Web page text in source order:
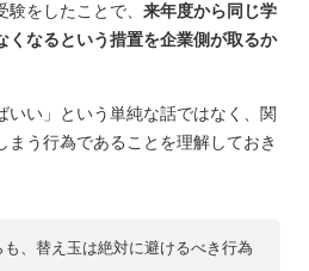
をしたことで、 来年度から同じ学
くなるという措置を企業側が取るか
いい」という単純な話ではなく、関
う行為であることを理解しておき
、替え玉は絶対に避けるべき行為